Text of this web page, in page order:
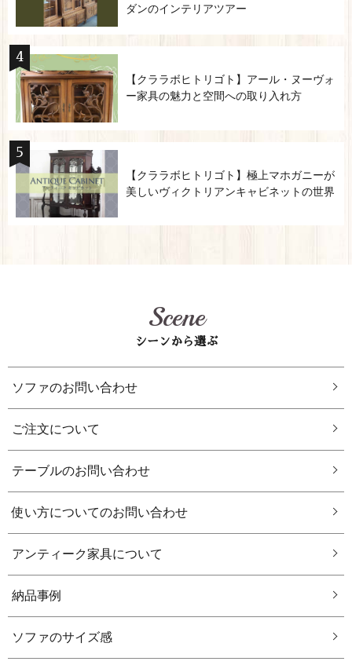
ダンのインテリアツアー
【クララボヒトリゴト】アール・ヌーヴォ
ー家具の魅力と空間への取り入れ方
【クララボヒトリゴト】極上マホガニーが
美しいヴィクトリアンキャビネットの世界
Scene
シーンから選ぶ
ソファのお問い合わせ
ご注文について
テーブルのお問い合わせ
使い方についてのお問い合わせ
アンティーク家具について
納品事例
ソファのサイズ感